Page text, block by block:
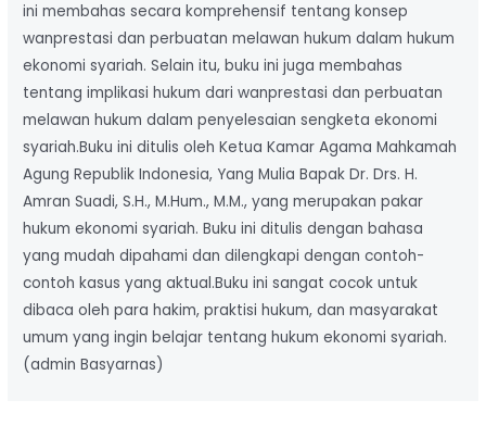
ini membahas secara komprehensif tentang konsep
wanprestasi dan perbuatan melawan hukum dalam hukum
ekonomi syariah. Selain itu, buku ini juga membahas
tentang implikasi hukum dari wanprestasi dan perbuatan
melawan hukum dalam penyelesaian sengketa ekonomi
syariah.Buku ini ditulis oleh Ketua Kamar Agama Mahkamah
Agung Republik Indonesia, Yang Mulia Bapak Dr. Drs. H.
Amran Suadi, S.H., M.Hum., M.M., yang merupakan pakar
hukum ekonomi syariah. Buku ini ditulis dengan bahasa
yang mudah dipahami dan dilengkapi dengan contoh-
contoh kasus yang aktual.Buku ini sangat cocok untuk
dibaca oleh para hakim, praktisi hukum, dan masyarakat
umum yang ingin belajar tentang hukum ekonomi syariah.
(admin Basyarnas)